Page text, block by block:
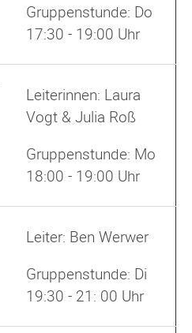
Gruppenstunde: Do
17:30 - 19:00 Uhr
Leiterinnen: Laura
Vogt & Julia Roß
Gruppenstunde: Mo
18:00 - 19:00 Uhr
Leiter: Ben Werwer
Gruppenstunde: Di
19:30 - 21: 00 Uhr